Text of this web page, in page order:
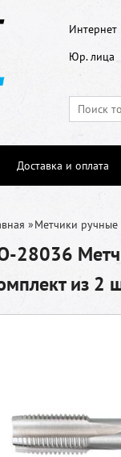
Интернет
Юр. лица
Доставка и оплата
»Метчики ручные
28036
из 2